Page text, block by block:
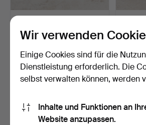
STÜHLE, 7 Stück, Holz,
Bra…
Beendet 24. Apr 2026
9 Gebote
211 USD
Beendet
22
211 USD
Wir verwenden
Einige Cookies sind für die
Dienstleistung erforderlich. Die
selbst verwalten können, werden
Inhalte und Funktionen an
Website anzupassen.